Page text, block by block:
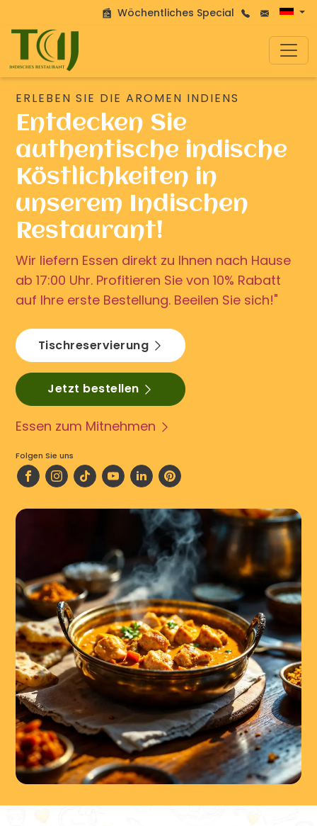
Wöchentliches Special
ERLEBEN SIE DIE AROMEN INDIENS
Entdecken Sie
authentische indische
Köstlichkeiten in
unserem Indischen
Restaurant!
Wir liefern Essen direkt zu Ihnen nach Hause
ab 17:00 Uhr. Profitieren Sie von 10% Rabatt
auf Ihre erste Bestellung. Beeilen Sie sich!"
Tischreservierung
Jetzt bestellen
Essen zum Mitnehmen
Folgen Sie uns